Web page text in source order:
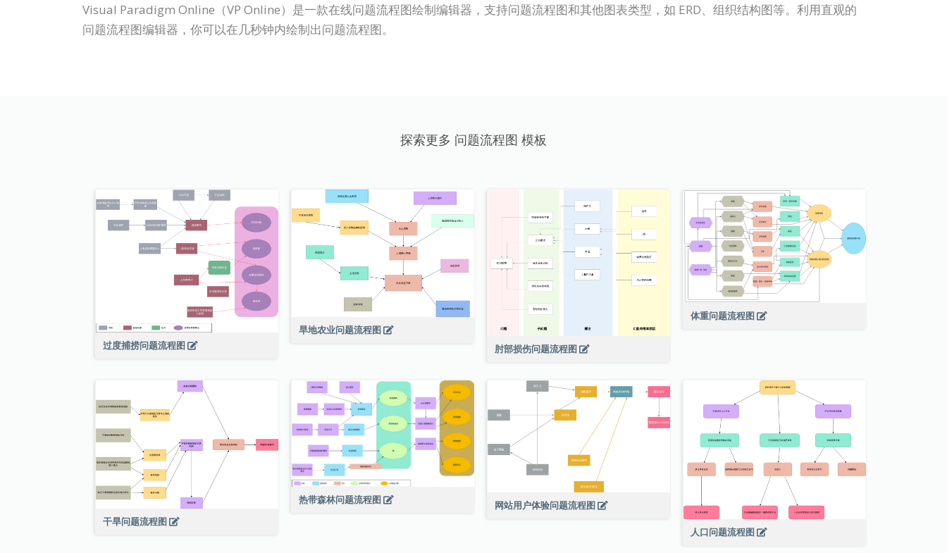
Visual Paradigm Online（VP Online）是一款在线问题流程图绘制编辑器，支持问题流程图和其他图表类型，如 ERD、组织结构图等。利用直观的
问题流程图编辑器，你可以在几秒钟内绘制出问题流程图。
探索更多 问题流程图 模板
过度捕捞问题流程图
旱地农业问题流程图
肘部损伤问题流程图
体重问题流程图
干旱问题流程图
热带森林问题流程图 网站用户体验问题流程图
人口问题流程图